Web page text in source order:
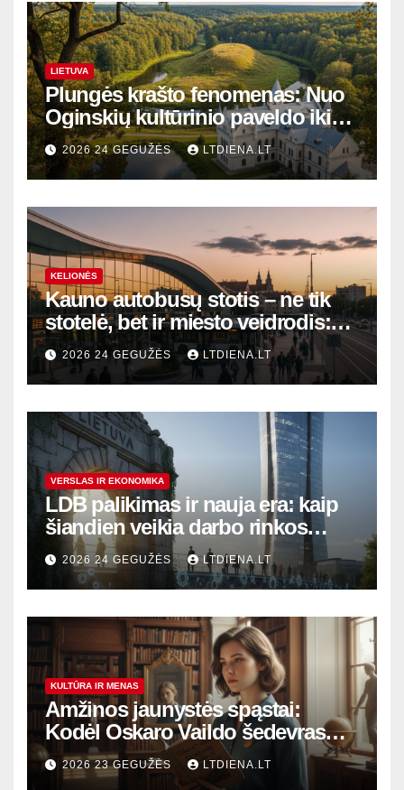
LIETUVA
Plungės krašto fenomenas: Nuo
Oginskių kultūrinio paveldo iki
Žemaitijos gamtos perlų
2026 24 GEGUŽĖS LTDIENA.LT
KELIONĖS
Kauno autobusų stotis – ne tik
stotelė, bet ir miesto veidrodis:
modernūs vartai į laikinąją
sostinę
2026 24 GEGUŽĖS LTDIENA.LT
VERSLAS IR EKONOMIKA
LDB palikimas ir nauja era: kaip
šiandien veikia darbo rinkos
variklis Lietuvoje?
2026 24 GEGUŽĖS LTDIENA.LT
KULTŪRA IR MENAS
Amžinos jaunystės spąstai:
Kodėl Oskaro Vaildo šedevras
šiandien aktualesnis nei bet
kada?
2026 23 GEGUŽĖS LTDIENA.LT